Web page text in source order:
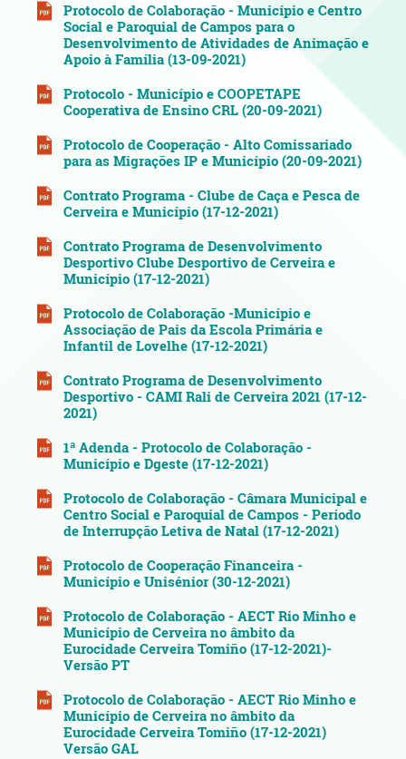
Protocolo de Colaboração - Município e Centro
Social e Paroquial de Campos para o
Desenvolvimento de Atividades de Animação e
Apoio à Família (13-09-2021)
Protocolo - Município e COOPETAPE
Cooperativa de Ensino CRL (20-09-2021)
Protocolo de Cooperação - Alto Comissariado
para as Migrações IP e Município (20-09-2021)
Contrato Programa - Clube de Caça e Pesca de
Cerveira e Município (17-12-2021)
Contrato Programa de Desenvolvimento
Desportivo Clube Desportivo de Cerveira e
Município (17-12-2021)
Protocolo de Colaboração -Município e
Associação de Pais da Escola Primária e
Infantil de Lovelhe (17-12-2021)
Contrato Programa de Desenvolvimento
Desportivo - CAMI Rali de Cerveira 2021 (17-12-
2021)
1ª Adenda - Protocolo de Colaboração -
Município e Dgeste (17-12-2021)
Protocolo de Colaboração - Câmara Municipal e
Centro Social e Paroquial de Campos - Período
de Interrupção Letiva de Natal (17-12-2021)
Protocolo de Cooperação Financeira -
Município e Unisénior (30-12-2021)
Protocolo de Colaboração - AECT Rio Minho e
Município de Cerveira no âmbito da
Eurocidade Cerveira Tomiño (17-12-2021)-
Versão PT
Protocolo de Colaboração - AECT Rio Minho e
Município de Cerveira no âmbito da
Eurocidade Cerveira Tomiño (17-12-2021)
Versão GAL